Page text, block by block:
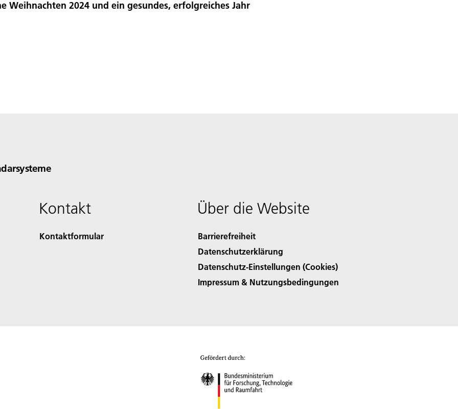
Weihnachten 2024 und ein gesundes, erfolgreiches Jahr
Kontakt
Kontaktformular
Über die Website
Barrierefreiheit
Datenschutzerklärung
Datenschutz-Einstellungen (Cookies)
Impressum & Nutzungsbedingungen